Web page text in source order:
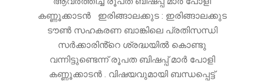
കണ്ണൂക്കാടൻ ഇരിങ്ങാലക്കുട : ഇരിങ്ങാലക്കുട
ടൗൺ സഹകരണ ബാങ്കിലെ പ്രതിസന്ധി
സർക്കാരിൻ്റെ ശ്രദ്ധയിൽ കൊണ്ടു
വന്നിട്ടുണ്ടെന്ന് രൂപത ബിഷപ്പ് മാർ പോളി
കണ്ണൂക്കാടൻ . വിഷയവുമായി ബന്ധപ്പെട്ട്